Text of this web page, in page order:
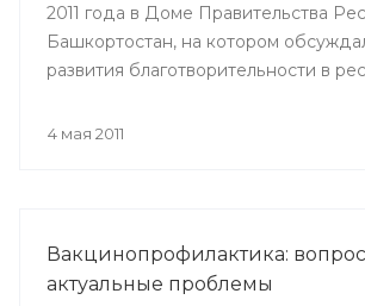
2011 года в Доме Правительства
Башкортостан, на котором
развития благотворительности в
инвалидам и пожилым людям.
4 мая 2011
Вакцинопрофилактика:
актуальные проблемы